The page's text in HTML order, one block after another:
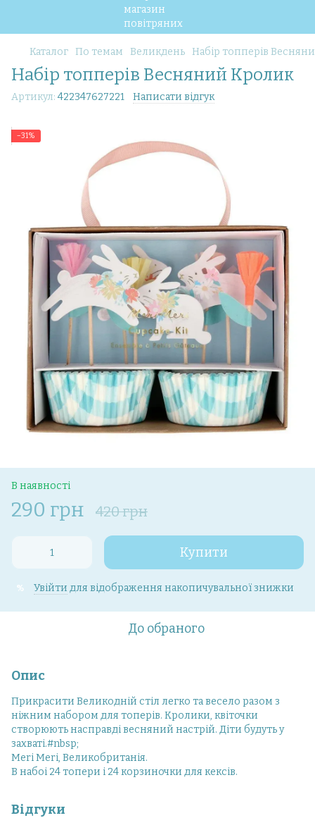
Каталог По темам Великдень Набір топперів
Набір топперів Весняний Кролик
Артикул: 422347627221 Написати відгук
−31%
В наявності
290 грн 420 грн
Купити
% Увійти для відображення накопичувальної знижки
До обраного
Опис
Прикрасити Великодній стіл легко та весело разом з
ніжним набором для топерів. Кролики, квіточки
створюють насправді весняний настрій. Діти будуть у
захваті.#nbsp;
Meri Meri, Великобританія.
В набоі 24 топери і 24 корзиночки для кексів.
Відгуки